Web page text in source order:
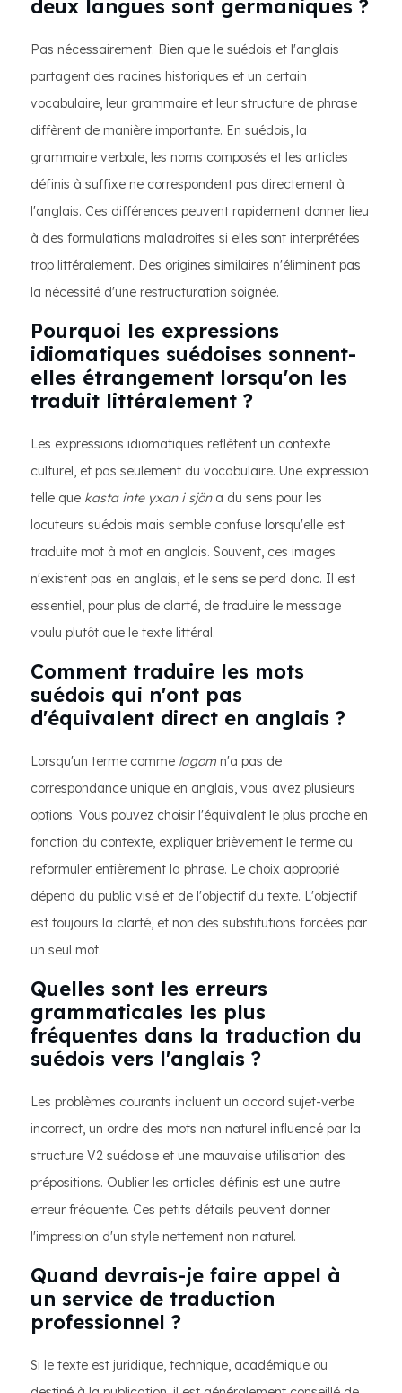
deux langues sont germaniques ?
Pas nécessairement. Bien que le suédois et l'anglais
partagent des racines historiques et un certain
vocabulaire, leur grammaire et leur structure de phrase
diffèrent de manière importante. En suédois, la
grammaire verbale, les noms composés et les articles
définis à suffixe ne correspondent pas directement à
l'anglais. Ces différences peuvent rapidement donner lieu
à des formulations maladroites si elles sont interprétées
trop littéralement. Des origines similaires n'éliminent pas
la nécessité d'une restructuration soignée.
Pourquoi les expressions
idiomatiques suédoises sonnent-
elles étrangement lorsqu'on les
traduit littéralement ?
Les expressions idiomatiques reflètent un contexte
culturel, et pas seulement du vocabulaire. Une expression
telle que kasta inte yxan i sjöna du sens pour les
locuteurs suédois mais semble confuse lorsqu'elle est
traduite mot à mot en anglais. Souvent, ces images
n'existent pas en anglais, et le sens se perd donc. Il est
essentiel, pour plus de clarté, de traduire le message
voulu plutôt que le texte littéral.
Comment traduire les mots
suédois qui n'ont pas
d'équivalent direct en anglais ?
Lorsqu'un terme comme lagom n'a pas de
correspondance unique en anglais, vous avez plusieurs
options. Vous pouvez choisir l'équivalent le plus proche en
fonction du contexte, expliquer brièvement le terme ou
reformuler entièrement la phrase. Le choix approprié
dépend du public visé et de l'objectif du texte. L'objectif
est toujours la clarté, et non des substitutions forcées par
un seul mot.
Quelles sont les erreurs
grammaticales les plus
fréquentes dans la traduction du
suédois vers l'anglais ?
Les problèmes courants incluent un accord sujet-verbe
incorrect, un ordre des mots non naturel influencé par la
structure V2 suédoise et une mauvaise utilisation des
prépositions. Oublier les articles définis est une autre
erreur fréquente. Ces petits détails peuvent donner
l'impression d'un style nettement non naturel.
Quand devrais-je faire appel à
un service de traduction
professionnel ?
Si le texte est juridique, technique, académique ou